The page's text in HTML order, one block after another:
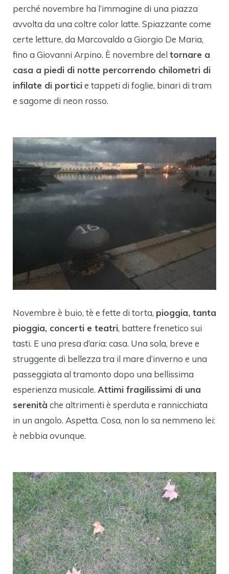
perché novembre ha l’immagine di una piazza
avvolta da una coltre color latte. Spiazzante come
certe letture, da Marcovaldo a Giorgio De Maria,
fino a Giovanni Arpino. È novembre del tornare a
casa a piedi di notte percorrendo chilometri di
infilate di porticie tappeti di foglie, binari di tram
e sagome di neon rosso.
Novembre è buio, tè e fette di torta, pioggia, tanta
pioggia, concerti e teatri, battere frenetico sui
tasti. E una presa d’aria: casa. Una sola, breve e
struggente di bellezza tra il mare d’inverno e una
passeggiata al tramonto dopo una bellissima
esperienza musicale. Attimi fragilissimi di una
serenità che altrimenti è sperduta e rannicchiata
in un angolo. Aspetta. Cosa, non lo sa nemmeno lei:
è nebbia ovunque.